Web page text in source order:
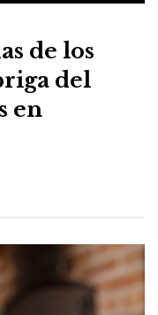
de los
del
en